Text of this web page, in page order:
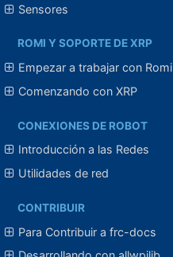
Sensores
ROMI Y SOPORTE DE XRP
Empezar a trabajar con Romi
Comenzando con XRP
CONEXIONES DE ROBOT
Introducción a las Redes
Utilidades de red
CONTRIBUIR
Para Contribuir a frc-docs